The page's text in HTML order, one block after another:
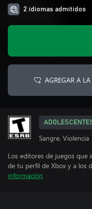
2 idiomas admitidos
AGREGAR A
Sangre, Violencia
Los editores de juegos que
de tu perfil de Xbox y a los
información